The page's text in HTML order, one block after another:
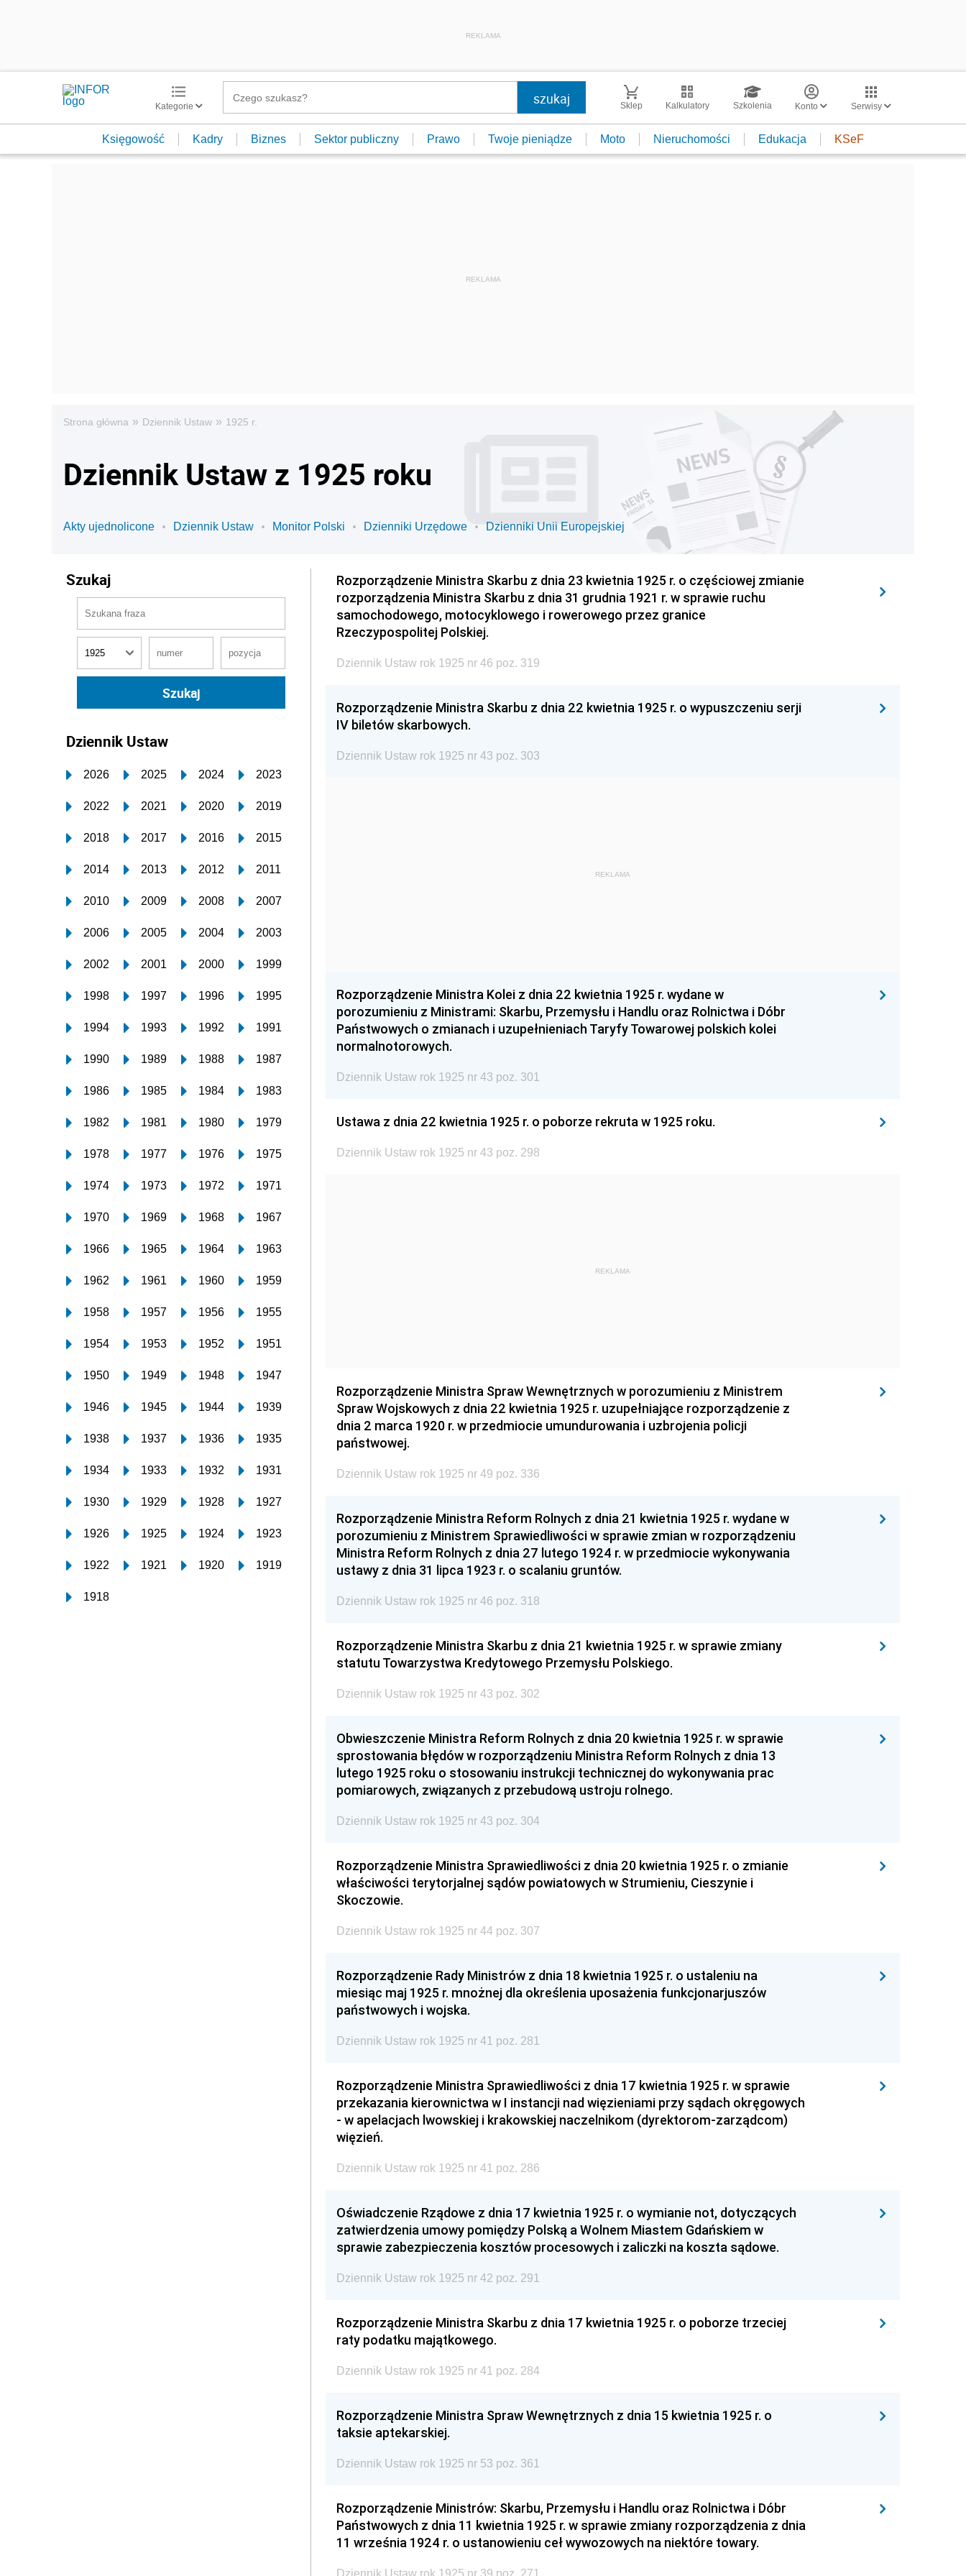
REKLAMA
Kategorie Sklep Kalkulatory Szkolenia Konto Serwisy
Księgowość Kadry Biznes Sektor publiczny Prawo Twoje pieniądze Moto Nieruchomości Edukacja KSeF
Strona główna » Dziennik Ustaw » 1925 r.
Dziennik Ustaw z 1925 roku
Akty ujednolicone Dziennik Ustaw Monitor Polski Dzienniki Urzędowe Dzienniki Unii Europejskiej
Szukaj
Dziennik Ustaw
2026 2025 2024 2023
2022 2021 2020 2019
2018 2017 2016 2015
2014 2013 2012 2011
2010 2009 2008 2007
2006 2005 2004 2003
2002 2001 2000 1999
1998 1997 1996 1995
1994 1993 1992 1991
1990 1989 1988 1987
1986 1985 1984 1983
1982 1981 1980 1979
1978 1977 1976 1975
1974 1973 1972 1971
1970 1969 1968 1967
1966 1965 1964 1963
1962 1961 1960 1959
1958 1957 1956 1955
1954 1953 1952 1951
1950 1949 1948 1947
1946 1945 1944 1939
1938 1937 1936 1935
1934 1933 1932 1931
1930 1929 1928 1927
1926 1925 1924 1923
1922 1921 1920 1919
1918
Rozporządzenie Ministra Skarbu z dnia 23 kwietnia 1925 r. o częściowej zmianie
rozporządzenia Ministra Skarbu z dnia 31 grudnia 1921 r. w sprawie ruchu
samochodowego, motocyklowego i rowerowego przez granice
Rzeczypospolitej Polskiej.
Dziennik Ustaw rok 1925 nr 46 poz. 319
Rozporządzenie Ministra Skarbu z dnia 22 kwietnia 1925 r. o wypuszczeniu serji
IV biletów skarbowych.
Dziennik Ustaw rok 1925 nr 43 poz. 303
REKLAMA
Rozporządzenie Ministra Kolei z dnia 22 kwietnia 1925 r. wydane w
porozumieniu z Ministrami: Skarbu, Przemysłu i Handlu oraz Rolnictwa i Dóbr
Państwowych o zmianach i uzupełnieniach Taryfy Towarowej polskich kolei
normalnotorowych.
Dziennik Ustaw rok 1925 nr 43 poz. 301
Ustawa z dnia 22 kwietnia 1925 r. o poborze rekruta w 1925 roku.
Dziennik Ustaw rok 1925 nr 43 poz. 298
REKLAMA
Rozporządzenie Ministra Spraw Wewnętrznych w porozumieniu z Ministrem
Spraw Wojskowych z dnia 22 kwietnia 1925 r. uzupełniające rozporządzenie z
dnia 2 marca 1920 r. w przedmiocie umundurowania i uzbrojenia policji
państwowej.
Dziennik Ustaw rok 1925 nr 49 poz. 336
Rozporządzenie Ministra Reform Rolnych z dnia 21 kwietnia 1925 r. wydane w
porozumieniu z Ministrem Sprawiedliwości w sprawie zmian w rozporządzeniu
Ministra Reform Rolnych z dnia 27 lutego 1924 r. w przedmiocie wykonywania
ustawy z dnia 31 lipca 1923 r. o scalaniu gruntów.
Dziennik Ustaw rok 1925 nr 46 poz. 318
Rozporządzenie Ministra Skarbu z dnia 21 kwietnia 1925 r. w sprawie zmiany
statutu Towarzystwa Kredytowego Przemysłu Polskiego.
Dziennik Ustaw rok 1925 nr 43 poz. 302
Obwieszczenie Ministra Reform Rolnych z dnia 20 kwietnia 1925 r. w sprawie
sprostowania błędów w rozporządzeniu Ministra Reform Rolnych z dnia 13
lutego 1925 roku o stosowaniu instrukcji technicznej do wykonywania prac
pomiarowych, związanych z przebudową ustroju rolnego.
Dziennik Ustaw rok 1925 nr 43 poz. 304
Rozporządzenie Ministra Sprawiedliwości z dnia 20 kwietnia 1925 r. o zmianie
właściwości terytorjalnej sądów powiatowych w Strumieniu, Cieszynie i
Skoczowie.
Dziennik Ustaw rok 1925 nr 44 poz. 307
Rozporządzenie Rady Ministrów z dnia 18 kwietnia 1925 r. o ustaleniu na
miesiąc maj 1925 r. mnożnej dla określenia uposażenia funkcjonarjuszów
państwowych i wojska.
Dziennik Ustaw rok 1925 nr 41 poz. 281
Rozporządzenie Ministra Sprawiedliwości z dnia 17 kwietnia 1925 r. w sprawie
przekazania kierownictwa w I instancji nad więzieniami przy sądach okręgowych
- w apelacjach lwowskiej i krakowskiej naczelnikom (dyrektorom-zarządcom)
więzień.
Dziennik Ustaw rok 1925 nr 41 poz. 286
Oświadczenie Rządowe z dnia 17 kwietnia 1925 r. o wymianie not, dotyczących
zatwierdzenia umowy pomiędzy Polską a Wolnem Miastem Gdańskiem w
sprawie zabezpieczenia kosztów procesowych i zaliczki na koszta sądowe.
Dziennik Ustaw rok 1925 nr 42 poz. 291
Rozporządzenie Ministra Skarbu z dnia 17 kwietnia 1925 r. o poborze trzeciej
raty podatku majątkowego.
Dziennik Ustaw rok 1925 nr 41 poz. 284
Rozporządzenie Ministra Spraw Wewnętrznych z dnia 15 kwietnia 1925 r. o
taksie aptekarskiej.
Dziennik Ustaw rok 1925 nr 53 poz. 361
Rozporządzenie Ministrów: Skarbu, Przemysłu i Handlu oraz Rolnictwa i Dóbr
Państwowych z dnia 11 kwietnia 1925 r. w sprawie zmiany rozporządzenia z dnia
11 września 1924 r. o ustanowieniu ceł wywozowych na niektóre towary.
Dziennik Ustaw rok 1925 nr 39 poz. 271